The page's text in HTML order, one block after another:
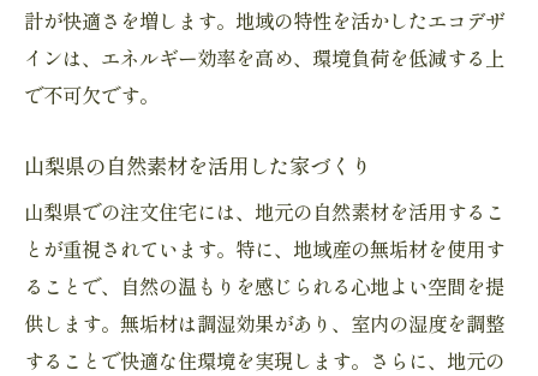
宅
無垢材を使用した温かみのある内装
再生可能エネルギーを活用した家づくり
リサイクル素材を使用した外装
自然との調和を考慮した設計手法
無垢材の温もりが心地よい山梨の注文住宅の設
計ポイント
計が快適さを増します。地域の特性を活かしたエコデザ
インは、エネルギー効率を高め、環境負荷を低減する上
で不可欠です。
山梨県の自然素材を活用した家づくり
山梨県での注文住宅には、地元の自然素材を活用するこ
とが重視されています。特に、地域産の無垢材を使用す
ることで、自然の温もりを感じられる心地よい空間を提
供します。無垢材は調湿効果があり、室内の湿度を調整
することで快適な住環境を実現します。さらに、地元の